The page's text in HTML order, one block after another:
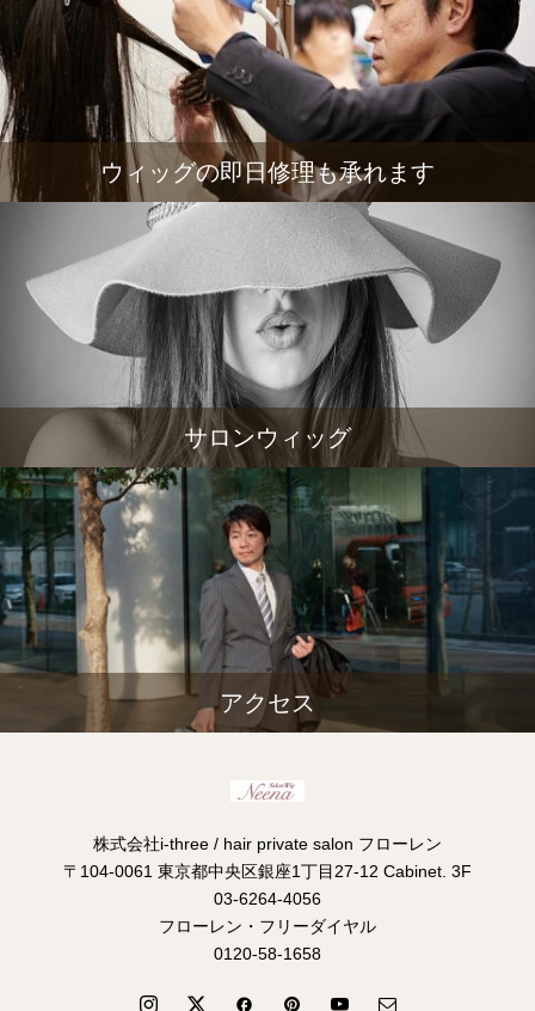
ウィッグの即日修理も承れます
サロンウィッグ
アクセス
株式会社i-three / hair private salon フローレン
〒104-0061 東京都中央区銀座1丁目27-12 Cabinet. 3F
03-6264-4056
フローレン・フリーダイヤル
0120-58-1658